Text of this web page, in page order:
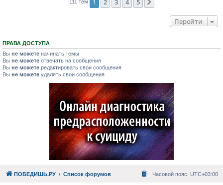
111 тем 1 2 3 4 5
Перейти
ПРАВА ДОСТУПА
Вы не можете начинать темы
Вы не можете отвечать на сообщения
Вы не можете редактировать свои сообщения
Вы не можете удалять свои сообщения
ПОБЕДИШЬ.РУ Список форумов Часовой пояс: UTC+03:00